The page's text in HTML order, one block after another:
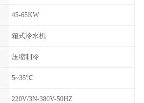
45-65KW
箱式冷水机
压缩制冷
5~35℃
220V/3N-380V-50HZ